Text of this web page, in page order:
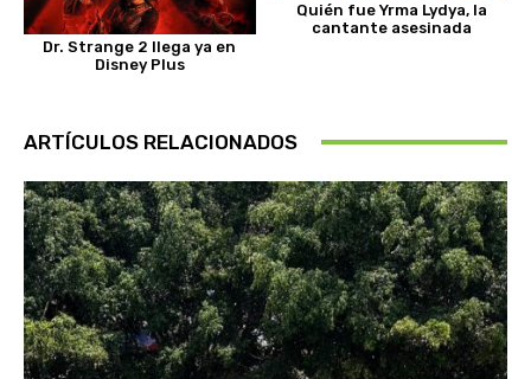
Dr. Strange 2 llega ya en
Disney Plus
Quién fue Yrma Lydya, la
cantante asesinada
ARTÍCULOS RELACIONADOS